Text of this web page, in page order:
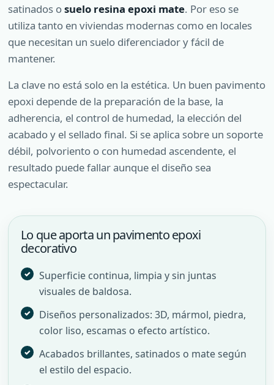
satinados osuelo resina epoxi mate. Por eso se
utiliza tanto en viviendas modernas como en locales
que necesitan un suelo diferenciador y fácil de
mantener.
La clave no está solo en la estética. Un buen pavimento
epoxi depende de la preparación de la base, la
adherencia, el control de humedad, la elección del
acabado y el sellado final. Si se aplica sobre un soporte
débil, polvoriento o con humedad ascendente, el
resultado puede fallar aunque el diseño sea
espectacular.
Lo que aporta un pavimento epoxi
decorativo
Superficie continua, limpia y sin juntas
visuales de baldosa.
Diseños personalizados: 3D, mármol, piedra,
color liso, escamas o efecto artístico.
Acabados brillantes, satinados o mate según
el estilo del espacio.